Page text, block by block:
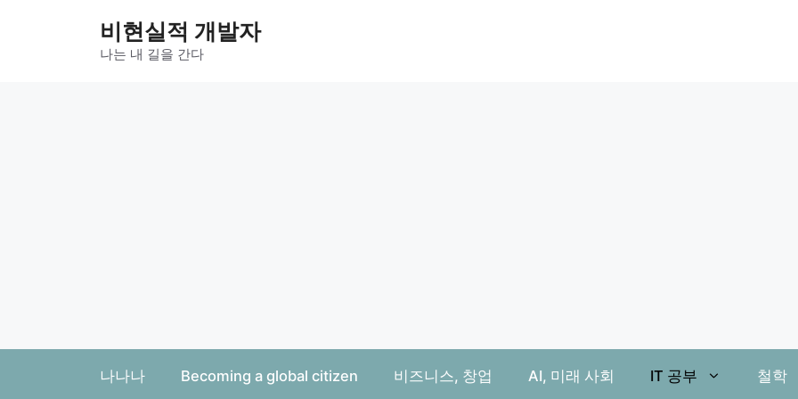
비현실적 개발자
나는 내 길을 간다
나나나 Becoming a global citizen 비즈니스, 창업 AI, 미래 사회 IT 공부 철학